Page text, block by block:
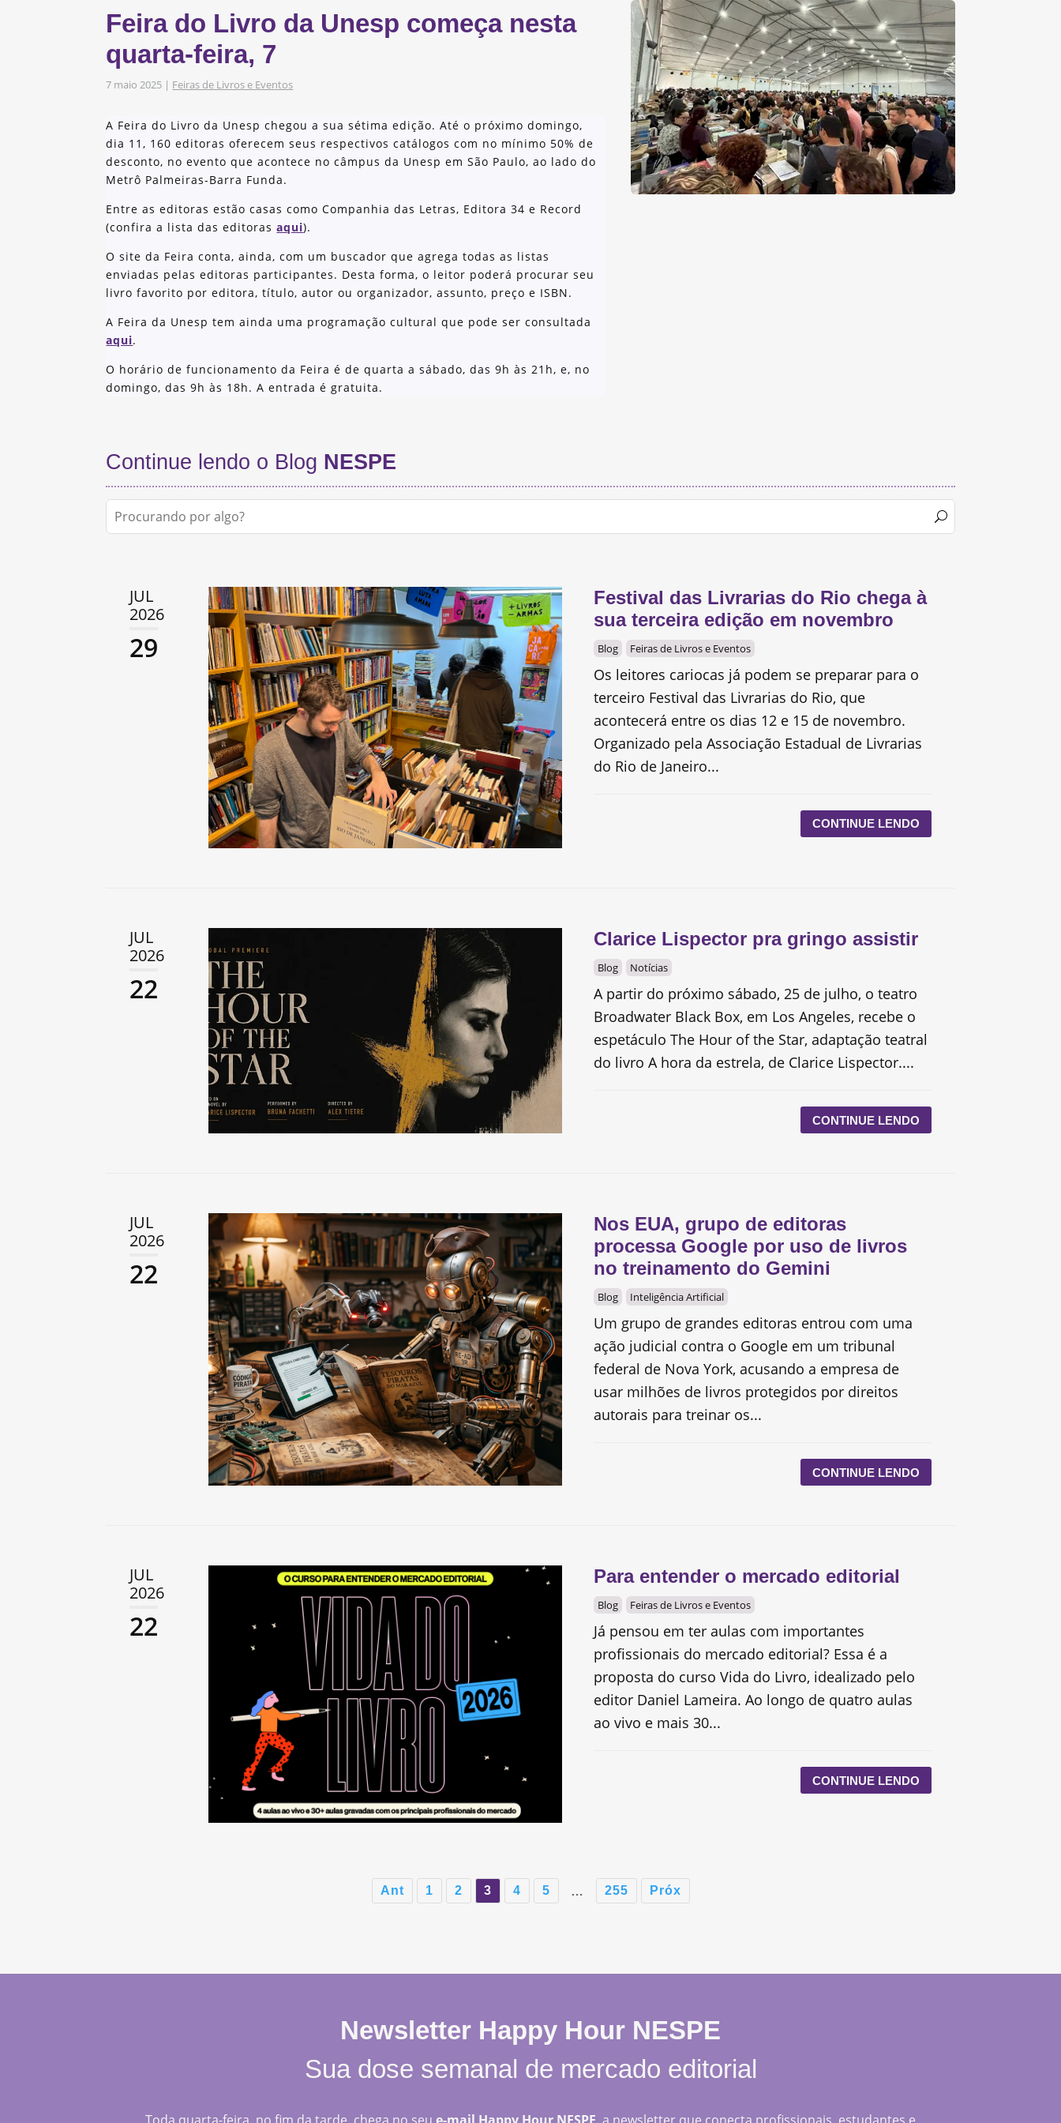
Feira do Livro da Unesp começa nesta
quarta-feira, 7
7 maio 2025 | Feiras de Livros e Eventos
A Feira do Livro da Unesp chegou a sua sétima edição. Até o próximo domingo,
dia 11, 160 editoras oferecem seus respectivos catálogos com no mínimo 50% de
desconto, no evento que acontece no câmpus da Unesp em São Paulo, ao lado do
Metrô Palmeiras-Barra Funda.
Entre as editoras estão casas como Companhia das Letras, Editora 34 e Record
(confira a lista das editorasaqui).
O site da Feira conta, ainda, com um buscador que agrega todas as listas
enviadas pelas editoras participantes. Desta forma, o leitor poderá procurar seu
livro favorito por editora, título, autor ou organizador, assunto, preço e ISBN.
A Feira da Unesp tem ainda uma programação cultural que pode ser consultada
aqui.
O horário de funcionamento da Feira é de quarta a sábado, das 9h às 21h, e, no
domingo, das 9h às 18h. A entrada é gratuita.
Continue lendo o Blog NESPE
JUL
2026
29
Festival das Livrarias do Rio chega à
sua terceira edição em novembro
Blog Feiras de Livros e Eventos
Os leitores cariocas já podem se preparar para o
terceiro Festival das Livrarias do Rio, que
acontecerá entre os dias 12 e 15 de novembro.
Organizado pela Associação Estadual de Livrarias
do Rio de Janeiro...
CONTINUE LENDO
JUL
2026
22
Clarice Lispector pra gringo assistir
Blog Notícias
A partir do próximo sábado, 25 de julho, o teatro
Broadwater Black Box, em Los Angeles, recebe o
espetáculo The Hour of the Star, adaptação teatral
do livro A hora da estrela, de Clarice Lispector....
CONTINUE LENDO
JUL
2026
22
Nos EUA, grupo de editoras
processa Google por uso de livros
no treinamento do Gemini
Blog Inteligência Artificial
Um grupo de grandes editoras entrou com uma
ação judicial contra o Google em um tribunal
federal de Nova York, acusando a empresa de
usar milhões de livros protegidos por direitos
autorais para treinar os...
CONTINUE LENDO
JUL
2026
22
Para entender o mercado editorial
Blog Feiras de Livros e Eventos
Já pensou em ter aulas com importantes
profissionais do mercado editorial? Essa é a
proposta do curso Vida do Livro, idealizado pelo
editor Daniel Lameira. Ao longo de quatro aulas
ao vivo e mais 30...
CONTINUE LENDO
Ant 1 2 3 4 5 … 255 Próx
Newsletter Happy Hour NESPE
Sua dose semanal de mercado editorial